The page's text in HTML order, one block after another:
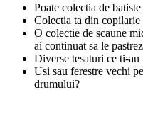
Poate colectia de
Colectia ta din copilarie
O colectie de scaune
ai continuat sa le
Diverse tesaturi ce ti-au
Usi sau ferestre vechi
drumului?